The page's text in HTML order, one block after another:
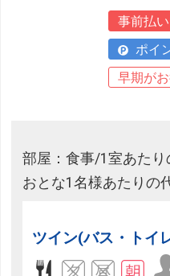
事前払い
ポイ
早期が
部屋：食事/1室あたり
おとな1名様あたりの
ツイン(バス・トイ